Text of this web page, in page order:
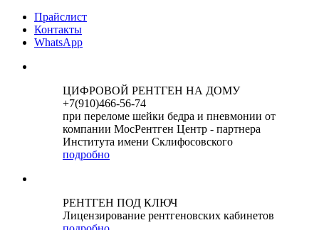
Прайслист
Контакты
WhatsApp
ЦИФРОВОЙ РЕНТГЕН НА ДОМУ
+7(910)466-56-74
при переломе шейки бедра и пневмонии от
компании МосРентген Центр - партнера
Института имени Склифосовского
подробно
РЕНТГЕН ПОД КЛЮЧ
Лицензирование рентгеновских кабинетов